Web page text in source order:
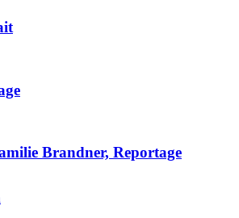
Brandner, Reportage